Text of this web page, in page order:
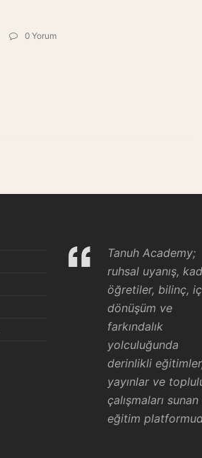
0 Yorum
Tanuh Academy;
ruhsal uyanış,
öğretiler, bilinç,
dönüşüm ve
farkındalık
yolculuğunda
derinlikli
yayınlar ve
çalışmaları
eğitim